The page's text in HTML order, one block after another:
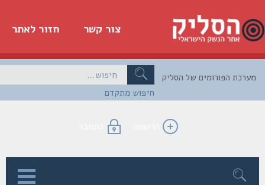
חזור לאתר צור קשר
חיפוש מתקדם
הפורומים של הסליק
הרשמה התחבר